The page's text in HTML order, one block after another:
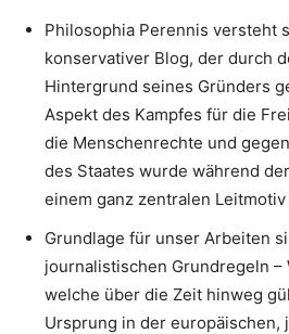
Philosophia Perennis versteht
konservativer Blog, der durch
Hintergrund seines Gründers
Aspekt des Kampfes für die
die Menschenrechte und
des Staates wurde während
einem ganz zentralen
Grundlage für unser Arbeiten
journalistischen Grundregeln –
welche über die Zeit hinweg
Ursprung in der